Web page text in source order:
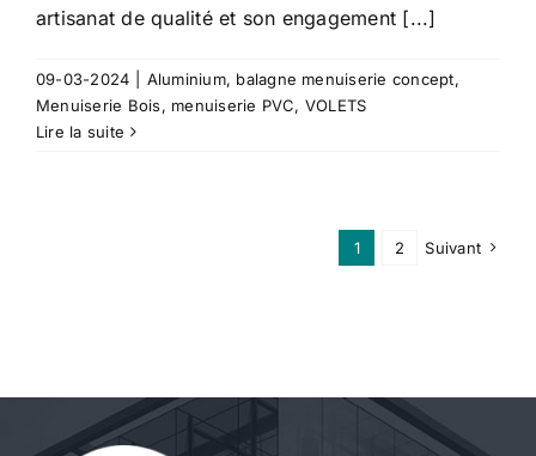
artisanat de qualité et son engagement [...]
09-03-2024 Aluminium, balagne menuiserie concept,
Menuiserie Bois, menuiserie PVC, VOLETS
Lire la suite
1 2 Suivant